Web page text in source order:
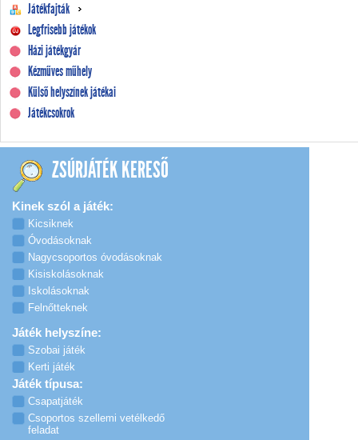
Játékfajták
Legfrisebb játékok
Házi játékgyár
Kézműves műhely
Külső helyszínek játékai
Játékcsokrok
ZSÚRJÁTÉK KERESŐ
Kinek szól a játék:
Kicsiknek
Óvodásoknak
Nagycsoportos óvodásoknak
Kisiskolásoknak
Iskolásoknak
Felnőtteknek
Játék helyszíne:
Szobai játék
Kerti játék
Játék típusa:
Csapatjáték
Csoportos szellemi vetélkedő
feladat